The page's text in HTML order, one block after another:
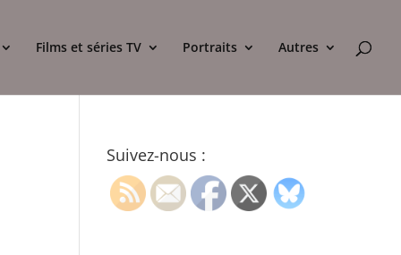
Films et séries TV Portraits Autres
Suivez-nous :